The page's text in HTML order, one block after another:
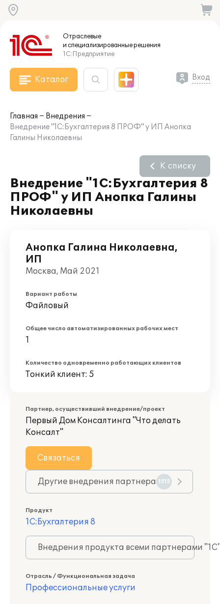
Отраслевые
и специализированныерешения
1С:Предприятие
Каталог Вход
Главная
Внедрения
Внедрение "1С:Бухгалтерия 8 ПРОФ" у ИП Анопка
Галины Николаевны
Внедрение "1С:Бухгалтерия 8
ПРОФ" у ИП Анопка Галины
Николаевны
К списку
Анопка Галина Николаевна,
ИП
Москва, Май 2021
Вариант работы
Файловый
Общее число автоматизированных рабочих мест
1
Количество одновременно работающих клиентов
Тонкий клиент: 5
Партнер, осуществивший внедрение/проект
Первый Дом Консалтинга "Что делать
Консалт"
Связаться
Другие внедрения партнера 1515
Продукт
1С:Бухгалтерия 8
Внедрения продукта всеми партнерами
Отрасль / Функциональная задача
Профессиональные услуги